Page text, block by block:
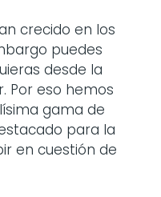
crecido en los
puedes
desde la
Por eso hemos
gama de
para la
en cuestión de